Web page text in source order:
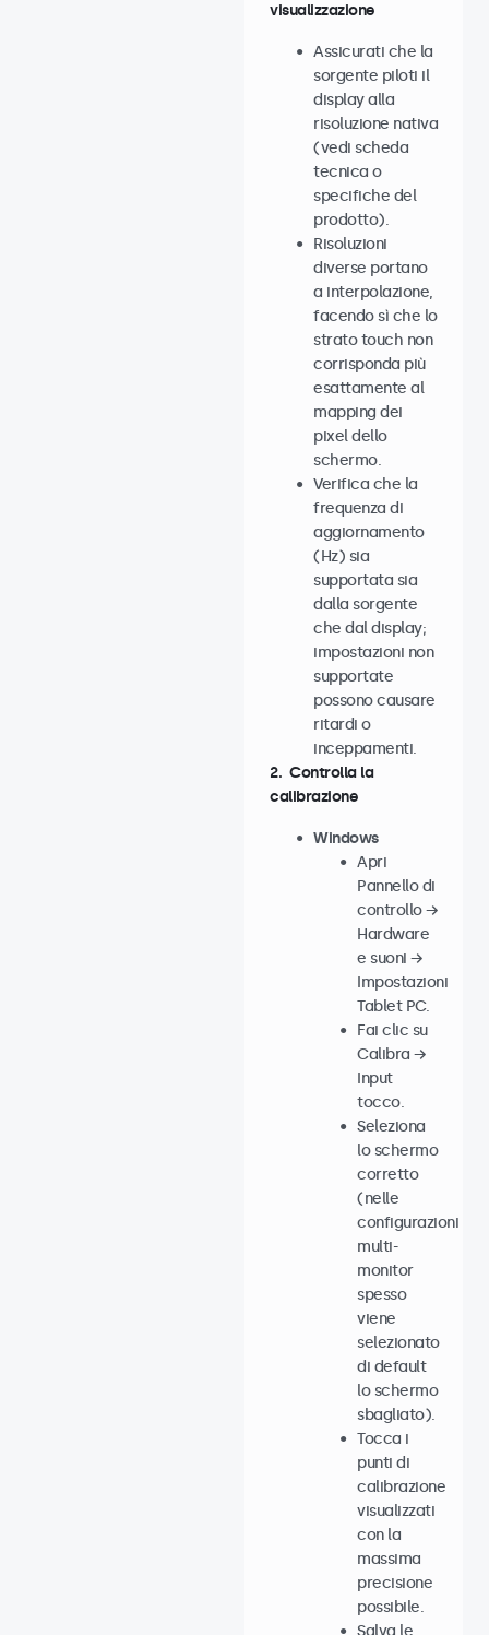
visualizzazione
Assicurati che la
sorgente piloti il
display alla
risoluzione nativa
(vedi scheda
tecnica o
specifiche del
prodotto).
Risoluzioni
diverse portano
a interpolazione,
facendo sì che lo
strato touch non
corrisponda più
esattamente al
mapping dei
pixel dello
schermo.
Verifica che la
frequenza di
aggiornamento
(Hz) sia
supportata sia
dalla sorgente
che dal display;
impostazioni non
supportate
possono causare
ritardi o
inceppamenti.
2. Controlla la
calibrazione
Windows
Apri
Pannello di
controllo →
Hardware
e suoni →
Impostazioni
Tablet PC.
Fai clic su
Calibra →
Input
tocco.
Seleziona
lo schermo
corretto
(nelle
configurazioni
multi-
monitor
spesso
viene
selezionato
di default
lo schermo
sbagliato).
Tocca i
punti di
calibrazione
visualizzati
con la
massima
precisione
possibile.
Salva le